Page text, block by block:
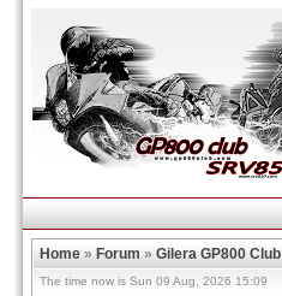
Home » Forum » Gilera GP800 Club
The time now is Sun 09 Aug, 2026 15:09